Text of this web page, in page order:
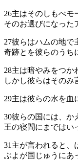
26主はそのしもべモ
そのお選びになった
27彼らはハムの地で
奇跡とを彼らのうち
28主は暗やみをつか
しかし彼らはそのみ
29主は彼らの水を血
30彼らの国には、か
王の寝間にまではい
31 主が言われると、
ぶよが国じゅうにあ